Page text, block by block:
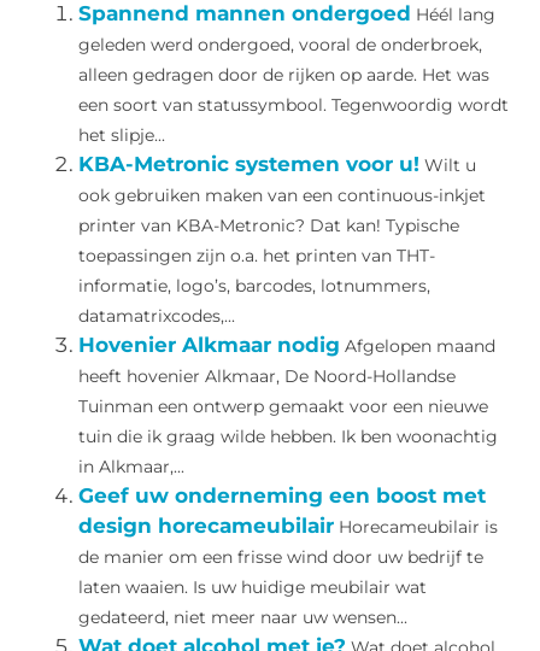
Spannend mannen ondergoed Héél lang
geleden werd ondergoed, vooral de onderbroek,
alleen gedragen door de rijken op aarde. Het was
een soort van statussymbool. Tegenwoordig wordt
het slipje...
KBA-Metronic systemen voor u! Wilt u
ook gebruiken maken van een continuous-inkjet
printer van KBA-Metronic? Dat kan! Typische
toepassingen zijn o.a. het printen van THT-
informatie, logo’s, barcodes, lotnummers,
datamatrixcodes,...
Hovenier Alkmaar nodig Afgelopen maand
heeft hovenier Alkmaar, De Noord-Hollandse
Tuinman een ontwerp gemaakt voor een nieuwe
tuin die ik graag wilde hebben. Ik ben woonachtig
in Alkmaar,...
Geef uw onderneming een boost met
design horecameubilair Horecameubilair is
de manier om een frisse wind door uw bedrijf te
laten waaien. Is uw huidige meubilair wat
gedateerd, niet meer naar uw wensen...